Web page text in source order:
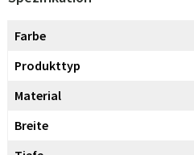
Farbe
Produkttyp
Material
Breite